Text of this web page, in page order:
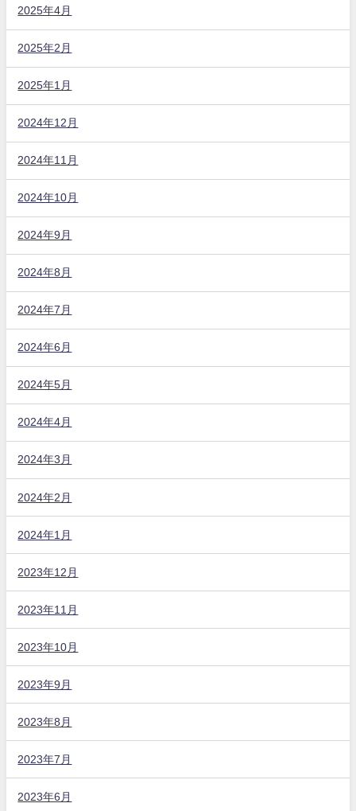
2025年4月
2025年2月
2025年1月
2024年12月
2024年11月
2024年10月
2024年9月
2024年8月
2024年7月
2024年6月
2024年5月
2024年4月
2024年3月
2024年2月
2024年1月
2023年12月
2023年11月
2023年10月
2023年9月
2023年8月
2023年7月
2023年6月